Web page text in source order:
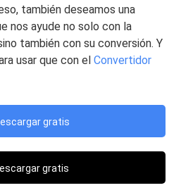
también deseamos una
nos ayude no solo con la
también con su conversión. Y
usar que con elConvertidor
gratis
gratis